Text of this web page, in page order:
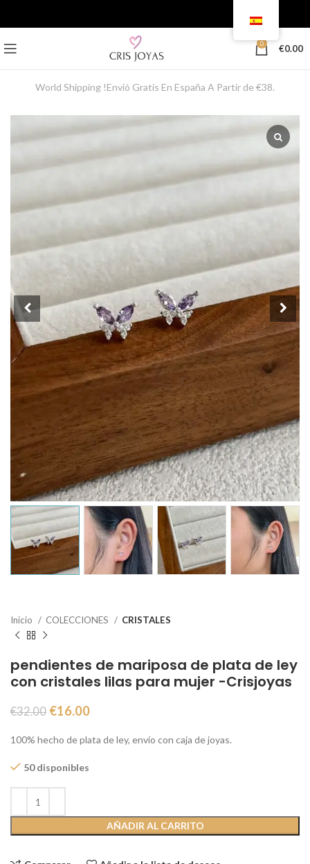
0 €0.00
World Shipping !Envió Gratis En España A Partir de €38.
Inicio COLECCIONES CRISTALES
pendientes de mariposa de plata de ley
con cristales lilas para mujer -Crisjoyas
€32.00 €16.00
100% hecho de plata de ley, envío con caja de joyas.
50 disponibles
AÑADIR AL CARRITO